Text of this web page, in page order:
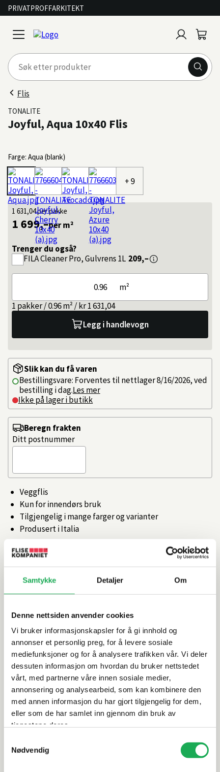
Samtykke Detaljer Om
Denne nettsiden anvender cookies
Vi bruker informasjonskapsler for å gi innhold og
annonser et personlig preg, for å levere sosiale
mediefunksjoner og for å analysere trafikken vår. Vi deler
dessuten informasjon om hvordan du bruker nettstedet
vårt, med partnerne våre innen sosiale medier,
annonsering og analysearbeid, som kan kombinere den
med annen informasjon du har gjort tilgjengelig for dem,
eller som de har samlet inn gjennom din bruk av
tjenestene deres.
Nødvendig
PRIVATPROFFARKITEKT
open
menu
inn
Flis
TONALITE
Joyful, Aqua 10x40 Flis
Farge: Aqua (blank)
+ 9
1 631,04per pakke
1 699,–per m²
Trenger du også?
FILACleaner Pro, Gulvrens 1L 209,–
m²
1 pakker / 0.96 m² / kr 1 631,04
Legg i handlevogn
Slik kan du få varen
Bestillingsvare: Forventes til nettlager 8/16/2026, ved
bestilling i dag.Les mer
Ikke på lager i butikk
Veggflis
Kun for innendørs bruk
Tilgjengelig i mange farger og varianter
Produsert i Italia
Artikkelnr.101358730
Beregn frakten
Ditt postnummer
Produktinformasjon
Spesifikasjoner
Rengjøring og vedlikehold
Leveringsinformasjon
Dokumentasjon
Alternative produkter